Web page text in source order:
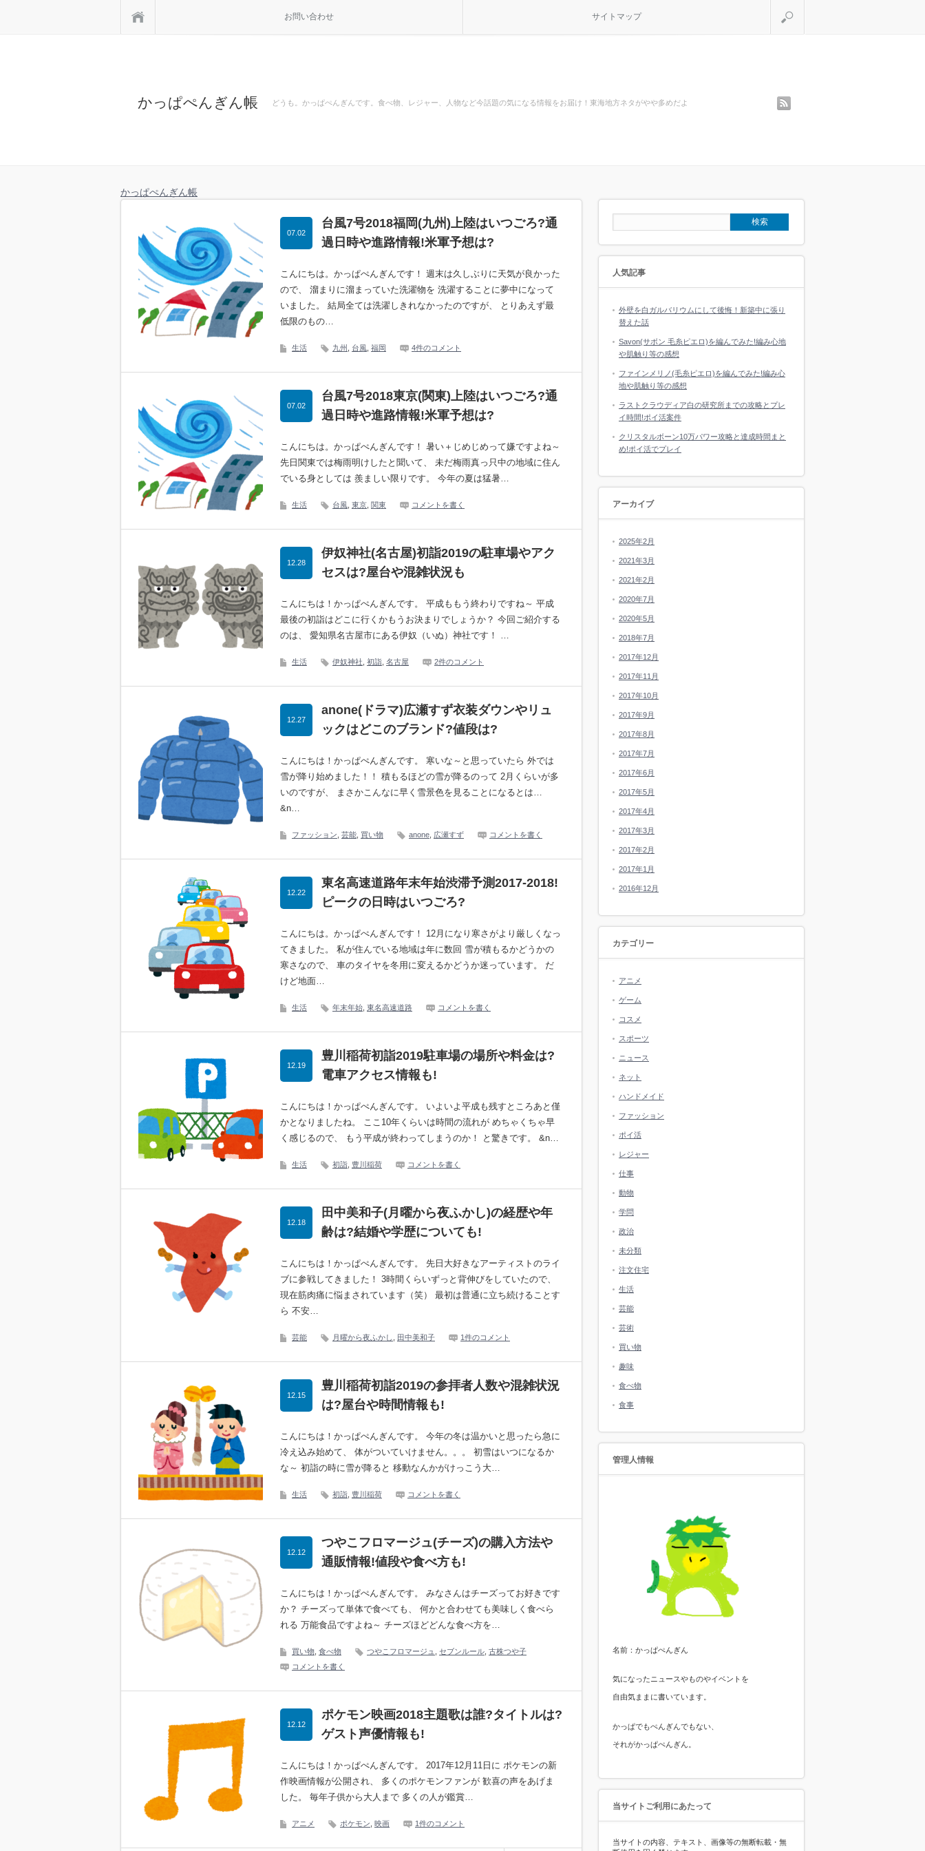
お問い合わせ サイトマップ
かっぱぺんぎん帳 どうも。かっぱぺんぎんです。食べ物、レジャー、人物など今話題の気になる情報をお届け！東海地方ネタがやや多めだよ
かっぱぺんぎん帳
台風7号2018福岡(九州)上陸はいつごろ?通
過日時や進路情報!米軍予想は?
07.02
こんにちは。かっぱぺんぎんです！ 週末は久しぶりに天気が良かった
ので、 溜まりに溜まっていた洗濯物を 洗濯することに夢中になって
いました。 結局全ては洗濯しきれなかったのですが、 とりあえず最
低限のもの…
生活 九州 台風 福岡 4件のコメント
台風7号2018東京(関東)上陸はいつごろ?通
過日時や進路情報!米軍予想は?
07.02
こんにちは。かっぱぺんぎんです！ 暑い＋じめじめって嫌ですよね～
先日関東では梅雨明けしたと聞いて、 未だ梅雨真っ只中の地域に住ん
でいる身としては 羨ましい限りです。 今年の夏は猛暑…
生活 台風 東京 関東 コメントを書く
伊奴神社(名古屋)初詣2019の駐車場やアク
セスは?屋台や混雑状況も
12.28
こんにちは！かっぱぺんぎんです。 平成ももう終わりですね～ 平成
最後の初詣はどこに行くかもうお決まりでしょうか？ 今回ご紹介する
のは、 愛知県名古屋市にある伊奴（いぬ）神社です！ …
生活 伊奴神社 初詣 名古屋 2件のコメント
anone(ドラマ)広瀬すず衣装ダウンやリュ
ックはどこのブランド?値段は?
12.27
こんにちは！かっぱぺんぎんです。 寒いな～と思っていたら 外では
雪が降り始めました！！ 積もるほどの雪が降るのって 2月くらいが多
いのですが、 まさかこんなに早く雪景色を見ることになるとは…
&n…
ファッション 芸能 買い物 anone 広瀬すず コメントを書く
東名高速道路年末年始渋滞予測2017-2018!
ピークの日時はいつごろ?
12.22
こんにちは。かっぱぺんぎんです！ 12月になり寒さがより厳しくなっ
てきました。 私が住んでいる地域は年に数回 雪が積もるかどうかの
寒さなので、 車のタイヤを冬用に変えるかどうか迷っています。 だ
けど地面…
生活 年末年始 東名高速道路 コメントを書く
豊川稲荷初詣2019駐車場の場所や料金は?
電車アクセス情報も!
12.19
こんにちは！かっぱぺんぎんです。 いよいよ平成も残すところあと僅
かとなりましたね。 ここ10年くらいは時間の流れが めちゃくちゃ早
く感じるので、 もう平成が終わってしまうのか！ と驚きです。 &n…
生活 初詣 豊川稲荷 コメントを書く
田中美和子(月曜から夜ふかし)の経歴や年
齢は?結婚や学歴についても!
12.18
こんにちは！かっぱぺんぎんです。 先日大好きなアーティストのライ
ブに参戦してきました！ 3時間くらいずっと背伸びをしていたので、
現在筋肉痛に悩まされています（笑） 最初は普通に立ち続けることす
ら 不安…
芸能 月曜から夜ふかし 田中美和子 1件のコメント
豊川稲荷初詣2019の参拝者人数や混雑状況
は?屋台や時間情報も!
12.15
こんにちは！かっぱぺんぎんです。 今年の冬は温かいと思ったら急に
冷え込み始めて、 体がついていけません。。。 初雪はいつになるか
な～ 初詣の時に雪が降ると 移動なんかがけっこう大…
生活 初詣 豊川稲荷 コメントを書く
つやこフロマージュ(チーズ)の購入方法や
通販情報!値段や食べ方も!
12.12
こんにちは！かっぱぺんぎんです。 みなさんはチーズってお好きです
か？ チーズって単体で食べても、 何かと合わせても美味しく食べら
れる 万能食品ですよね～ チーズほどどんな食べ方を…
買い物 食べ物 つやこフロマージュ セブンルール 古株つや子
コメントを書く
ポケモン映画2018主題歌は誰?タイトルは?
ゲスト声優情報も!
12.12
こんにちは！かっぱぺんぎんです。 2017年12月11日に ポケモンの新
作映画情報が公開され、 多くのポケモンファンが 歓喜の声をあげま
した。 毎年子供から大人まで 多くの人が鑑賞…
アニメ ポケモン 映画 1件のコメント
人気記事
外壁を白ガルバリウムにして後悔！新築中に張り
替えた話
Savon(サボン 毛糸ピエロ)を編んでみた!編み心地
や肌触り等の感想
ファインメリノ(毛糸ピエロ)を編んでみた!編み心
地や肌触り等の感想
ラストクラウディア白の研究所までの攻略とプレ
イ時間!ポイ活案件
クリスタルボーン10万パワー攻略と達成時間まと
め!ポイ活でプレイ
アーカイブ
2025年2月
2021年3月
2021年2月
2020年7月
2020年5月
2018年7月
2017年12月
2017年11月
2017年10月
2017年9月
2017年8月
2017年7月
2017年6月
2017年5月
2017年4月
2017年3月
2017年2月
2017年1月
2016年12月
カテゴリー
アニメ
ゲーム
コスメ
スポーツ
ニュース
ネット
ハンドメイド
ファッション
ポイ活
レジャー
仕事
動物
学問
政治
未分類
注文住宅
生活
芸能
芸術
買い物
趣味
食べ物
食事
管理人情報
名前：かっぱぺんぎん
気になったニュースやものやイベントを
自由気ままに書いています。
かっぱでもぺんぎんでもない、
それがかっぱぺんぎん。
当サイトご利用にあたって
当サイトの内容、テキスト、画像等の無断転載・無